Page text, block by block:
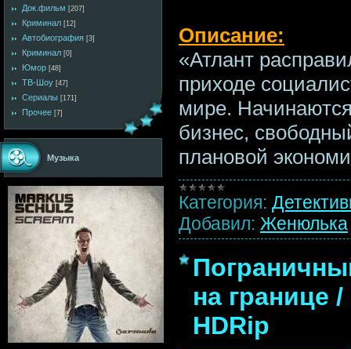
Док.фильм [207]
Криминал [12]
Автобиография [3]
Криминал [0]
Юмор [48]
ТВ-Шоу [47]
Сериалы [171]
Прочее [7]
Музыка
Описание:
«Атлант
приходе
мире.
бизнес,
плановой
Категория:
Добавил: Женюлька
на границе
HDRip